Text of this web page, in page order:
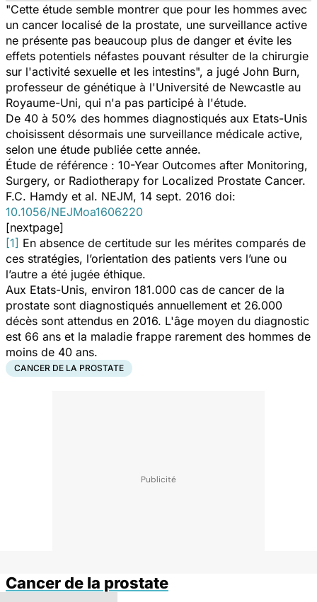
"Cette étude semble montrer que pour les hommes avec
un cancer localisé de la prostate, une surveillance active
ne présente pas beaucoup plus de danger et évite les
effets potentiels néfastes pouvant résulter de la chirurgie
sur l'activité sexuelle et les intestins", a jugé John Burn,
professeur de génétique à l'Université de Newcastle au
Royaume-Uni, qui n'a pas participé à l'étude.
De 40 à 50% des hommes diagnostiqués aux Etats-Unis
choisissent désormais une surveillance médicale active,
selon une étude publiée cette année.
Étude de référence : 10-Year Outcomes after Monitoring,
Surgery, or Radiotherapy for Localized Prostate Cancer.
F.C. Hamdy et al. NEJM, 14 sept. 2016 doi:
10.1056/NEJMoa1606220
[nextpage]
[1] En absence de certitude sur les mérites comparés de
ces stratégies, l’orientation des patients vers l’une ou
l’autre a été jugée éthique.
Aux Etats-Unis, environ 181.000 cas de cancer de la
prostate sont diagnostiqués annuellement et 26.000
décès sont attendus en 2016. L'âge moyen du diagnostic
est 66 ans et la maladie frappe rarement des hommes de
moins de 40 ans.
CANCER DE LA PROSTATE
Cancer de la prostate